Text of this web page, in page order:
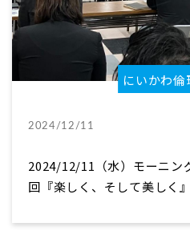
にいかわ倫
2024/12/11
2024/12/11（水）モーニン
回『楽しく、そして美しく